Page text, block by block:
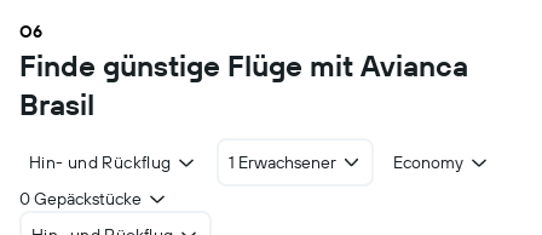
O6
Finde günstige Flüge mit Avianca
Brasil
Hin- und Rückflug 1 Erwachsener
Economy
0 Gepäckstücke